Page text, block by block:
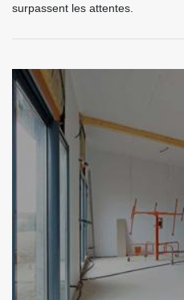
surpassent les attentes.